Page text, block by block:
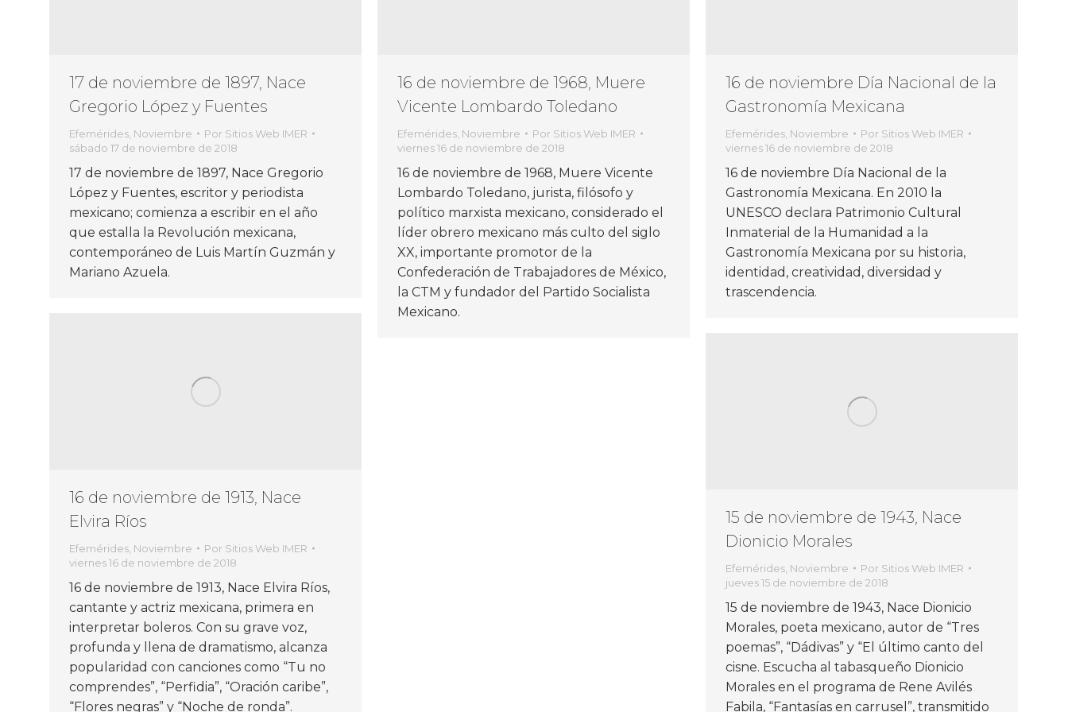
17 de noviembre de 1897, Nace
Gregorio López y Fuentes
Efemérides Noviembre Por Sitios Web IMER
sábado 17 de noviembre de 2018
17 de noviembre de 1897, Nace Gregorio
López y Fuentes, escritor y periodista
mexicano; comienza a escribir en el año
que estalla la Revolución mexicana,
contemporáneo de Luis Martín Guzmán y
Mariano Azuela.
16 de noviembre de 1968, Muere
Vicente Lombardo Toledano
Efemérides Noviembre Por Sitios Web IMER
viernes 16 de noviembre de 2018
16 de noviembre de 1968, Muere Vicente
Lombardo Toledano, jurista, filósofo y
político marxista mexicano, considerado el
líder obrero mexicano más culto del siglo
XX, importante promotor de la
Confederación de Trabajadores de México,
la CTM y fundador del Partido Socialista
Mexicano.
16 de noviembre Día Nacional de la
Gastronomía Mexicana
Efemérides Noviembre Por Sitios Web IMER
viernes 16 de noviembre de 2018
16 de noviembre Día Nacional de la
Gastronomía Mexicana. En 2010 la
UNESCO declara Patrimonio Cultural
Inmaterial de la Humanidad a la
Gastronomía Mexicana por su historia,
identidad, creatividad, diversidad y
trascendencia.
16 de noviembre de 1913, Nace
Elvira Ríos
Efemérides Noviembre Por Sitios Web IMER
viernes 16 de noviembre de 2018
16 de noviembre de 1913, Nace Elvira Ríos,
cantante y actriz mexicana, primera en
interpretar boleros. Con su grave voz,
profunda y llena de dramatismo, alcanza
popularidad con canciones como “Tu no
comprendes”, “Perfidia”, “Oración caribe”,
“Flores negras” y “Noche de ronda”.
15 de noviembre de 1943, Nace
Dionicio Morales
Efemérides Noviembre Por Sitios Web IMER
jueves 15 de noviembre de 2018
15 de noviembre de 1943, Nace Dionicio
Morales, poeta mexicano, autor de “Tres
poemas”, “Dádivas” y “El último canto del
cisne. Escucha al tabasqueño Dionicio
Morales en el programa de Rene Avilés
Fabila, “Fantasías en carrusel”, transmitido